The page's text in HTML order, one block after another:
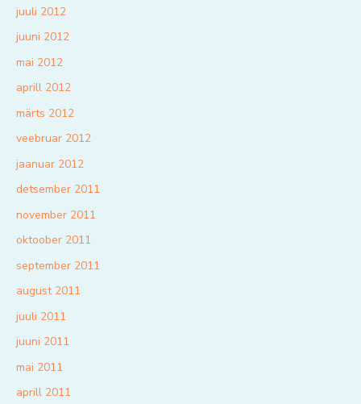
juuli 2012
juuni 2012
mai 2012
aprill 2012
märts 2012
veebruar 2012
jaanuar 2012
detsember 2011
november 2011
oktoober 2011
september 2011
august 2011
juuli 2011
juuni 2011
mai 2011
aprill 2011